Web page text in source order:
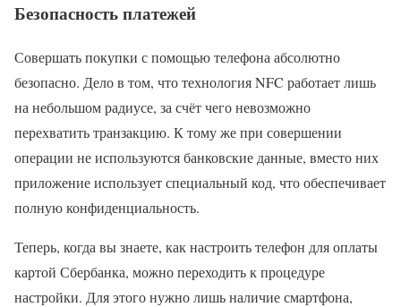
Безопасность платежей
Совершать покупки с помощью телефона абсолютно
безопасно. Дело в том, что технология NFC работает лишь
на небольшом радиусе, за счёт чего невозможно
перехватить транзакцию. К тому же при совершении
операции не используются банковские данные, вместо них
приложение использует специальный код, что обеспечивает
полную конфиденциальность.
Теперь, когда вы знаете, как настроить телефон для оплаты
картой Сбербанка, можно переходить к процедуре
настройки. Для этого нужно лишь наличие смартфона,